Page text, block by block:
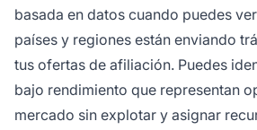
basada en datos cuando puedes
países y regiones están enviando
tus ofertas de afiliación. Puedes
bajo rendimiento que representan
mercado sin explotar y asignar